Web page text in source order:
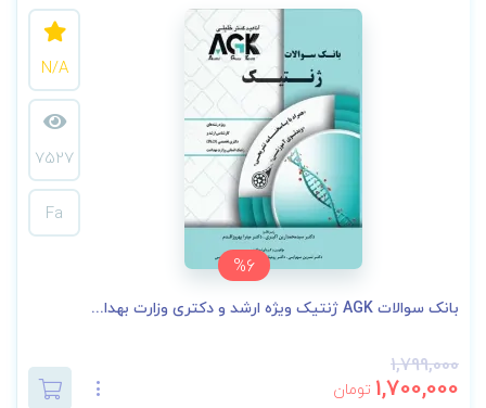
%6
N/A
7527
Fa
بانک سوالات AGK ژنتیک ویژه ارشد و دکتری وزارت بهدا...
1,799,000
1,700,000 تومان